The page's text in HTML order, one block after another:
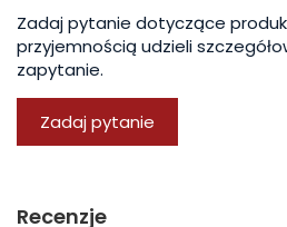
Zadaj pytanie dotyczące
przyjemnością udzieli
zapytanie.
Zadaj pytanie
Recenzje